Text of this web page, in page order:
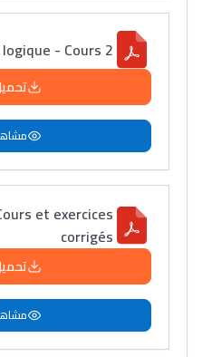
- Cours 2
et exercices
corrigés